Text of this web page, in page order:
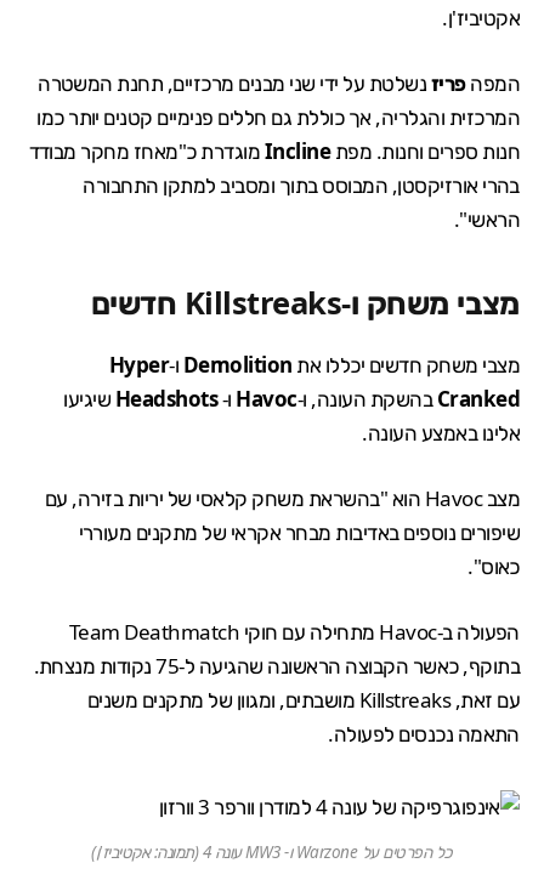
אקטיביז'ן.
המפהפריזנשלטת על ידי שני מבנים מרכזיים, תחנת המשטרה
המרכזית והגלריה, אך כוללת גם חללים פנימיים קטנים יותר כמו
חנות ספרים וחנות. מפתInclineמוגדרת כ"מאחז מחקר מבודד
בהרי אורזיקסטן, המבוסס בתוך ומסביב למתקן התחבורה
הראשי".
מצבי משחק ו-Killstreaks חדשים
מצבי משחק חדשים יכללו את Demolition ו-Hyper
Cranked בהשקת העונה, ו-Havoc ו-Headshots שיגיעו
אלינו באמצע העונה.
מצב Havoc הוא "בהשראת משחק קלאסי של יריות בזירה, עם
שיפורים נוספים באדיבות מבחר אקראי של מתקנים מעוררי
כאוס".
הפעולה ב-Havoc מתחילה עם חוקי Team Deathmatch
בתוקף, כאשר הקבוצה הראשונה שהגיעה ל-75 נקודות מנצחת.
עם זאת, Killstreaks מושבתים, ומגוון של מתקנים משנים
התאמה נכנסים לפעולה.
כל הפרטים על Warzone ו- MW3 עונה 4 (תמונה: אקטיביז'ן)